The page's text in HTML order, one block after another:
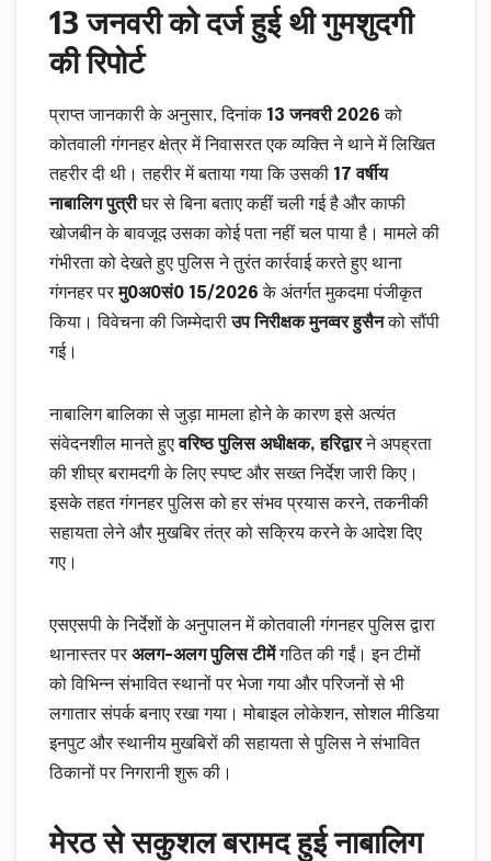
13 जनवरी को दर्ज हुई थी गुमशुदगी
की रिपोर्ट
प्राप्त जानकारी के अनुसार, दिनांक 13 जनवरी 2026 को
कोतवाली गंगनहर क्षेत्र में निवासरत एक व्यक्ति ने थाने में लिखित
तहरीर दी थी। तहरीर में बताया गया कि उसकी 17 वर्षीय
नाबालिग पुत्रीघर से बिना बताए कहीं चली गई है और काफी
खोजबीन के बावजूद उसका कोई पता नहीं चल पाया है। मामले की
गंभीरता को देखते हुए पुलिस ने तुरंत कार्रवाई करते हुए थाना
गंगनहर परमु0अ0सं0 15/2026 के अंतर्गत मुकदमा पंजीकृत
किया। विवेचना की जिम्मेदारीउप निरीक्षक मुनव्वर हुसैनको सौंपी
गई।
नाबालिग बालिका से जुड़ा मामला होने के कारण इसे अत्यंत
संवेदनशील मानते हुएवरिष्ठ पुलिस अधीक्षक, हरिद्वारने अपह्रता
की शीघ्र बरामदगी के लिए स्पष्ट और सख्त निर्देश जारी किए।
इसके तहत गंगनहर पुलिस को हर संभव प्रयास करने, तकनीकी
सहायता लेने और मुखबिर तंत्र को सक्रिय करने के आदेश दिए
गए।
एसएसपी के निर्देशों के अनुपालन में कोतवाली गंगनहर पुलिस द्वारा
थानास्तर पर अलग-अलग पुलिस टीमेंगठित की गईं। इन टीमों
को विभिन्न संभावित स्थानों पर भेजा गया और परिजनों से भी
लगातार संपर्क बनाए रखा गया। मोबाइल लोकेशन, सोशल मीडिया
इनपुट और स्थानीय मुखबिरों की सहायता से पुलिस ने संभावित
ठिकानों पर निगरानी शुरू की।
मेरठ से सकुशल बरामद हुई नाबालिग